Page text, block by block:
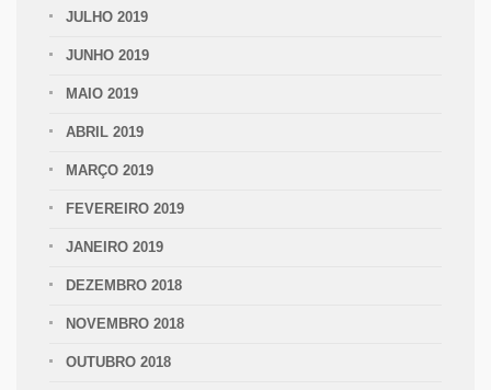
JULHO 2019
JUNHO 2019
MAIO 2019
ABRIL 2019
MARÇO 2019
FEVEREIRO 2019
JANEIRO 2019
DEZEMBRO 2018
NOVEMBRO 2018
OUTUBRO 2018